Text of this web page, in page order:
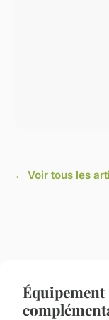
← Voir tous les